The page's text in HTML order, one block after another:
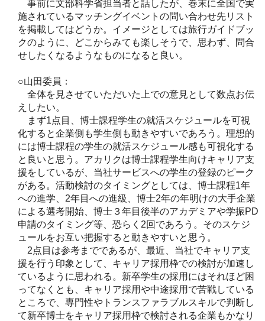
事前に文部科学省担当者と話したが、巻末に全国で実
施されているマッチングイベントの問い合わせ先リスト
を掲載してはどうか。イメージとしては旅行ガイドブッ
クのように、どこからみても楽しそうで、思わず、問合
せしたくなるようなものになると良い。
○山田委員：
全体を見させていただいた上での意見として数点お伝
えしたい。
まず1点目、博士課程学生の就活スケジュールを可視
化すると企業側も学生側も動きやすいであろう。理想的
には博士課程の学生の就活スケジュール感も可視化する
と良いと思う。アカリクは博士課程学生向けキャリア支
援をしているが、当社サービスへの学生の登録のピーク
がある。活動検討のタイミングとしては、博士課程1年
への進学、2年目への進級、博士2年の年明けの大手企業
による選考開始、博士３年目後半のアカデミアや学振PD
申請のタイミング等、恐らく2回であろう。そのスケジ
ュールをお互い把握すると動きやすいと思う。
2点目は参考までであるが、最近、当社でキャリア支
援を行う印象として、キャリア採用枠での検討が加速し
ているように思われる。新卒学生の採用にはそれほど困
ってなくとも、キャリア採用や中途採用で苦戦している
ところで、専門性やトランスファラブルスキルで判断し
て新卒博士をキャリア採用枠で検討される企業もかなり